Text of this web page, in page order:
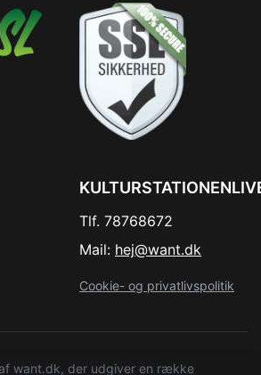
Tlf. 78768672
Mail: hej@want.dk
Cookie- og privatlivspolitik
want.dk, der udgiver en række